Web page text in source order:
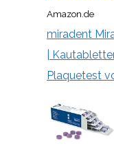
Amazon.de
miradent
|
Plaquetest